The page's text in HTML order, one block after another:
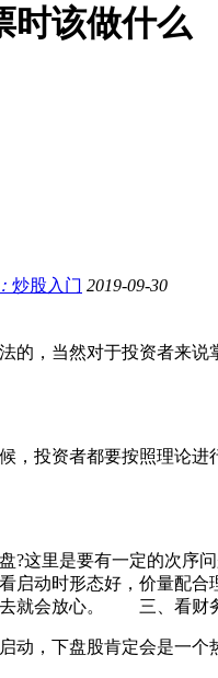
时该做什么
炒股入门 2019-09-30
，当然对于投资者来说
投资者都要按照理论进
里是要有一定的次序问
启动时形态好，价量配
去就会放心。 三、看财
，下盘股肯定会是一个